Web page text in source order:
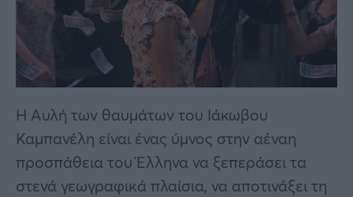
Η Αυλή των θαυμάτων του Ιάκωβου
Καμπανέλη είναι ένας ύμνος στην αέναη
προσπάθεια του Έλληνα να ξεπεράσει τα
στενά γεωγραφικά πλαίσια, να αποτινάξει τη